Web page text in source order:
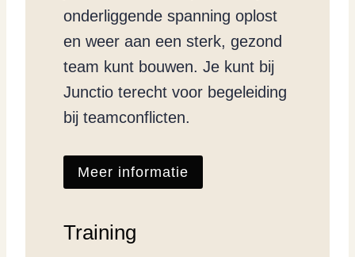
onderliggende spanning oplost
en weer aan een sterk, gezond
team kunt bouwen. Je kunt bij
Junctio terecht voor begeleiding
bij teamconflicten.
Meer informatie
Training